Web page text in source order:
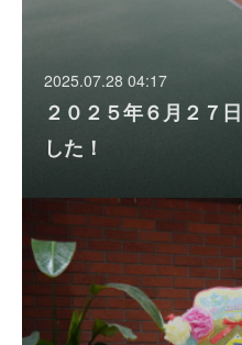
2025.07.28 04:17
２０２５年６月２７
した！